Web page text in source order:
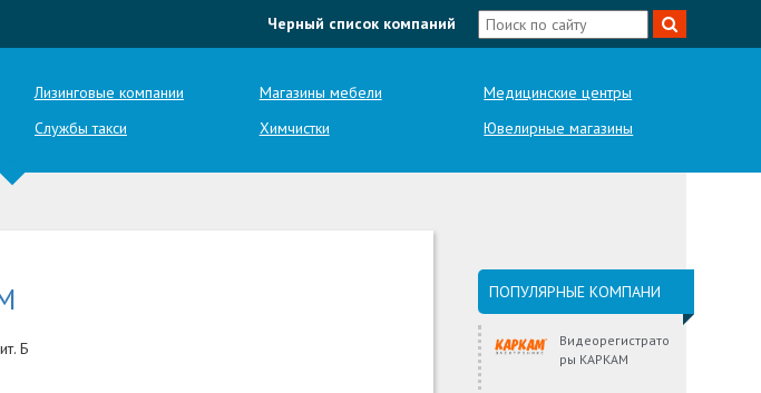
Черный список компаний
Лизинговые компании Магазины мебели
Медицинские центры
Службы такси Химчистки Ювелирные магазины
Б
ПОПУЛЯРНЫЕ КОМПАНИ
Видеорегистрато
ры КАРКАМ